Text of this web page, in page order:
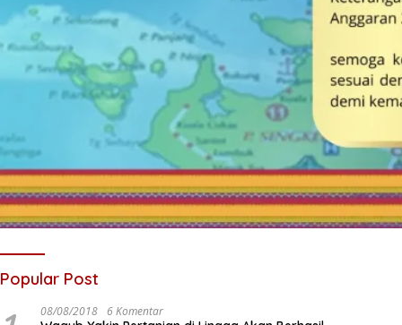
Popular Post
08/08/2018 6 Komentar